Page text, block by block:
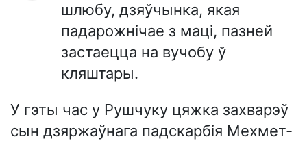
шлюбу, дзяўчынка, якая
падарожнічае з маці, пазней
застаецца на вучобу ў
кляштары.
У гэты час у Рушчуку цяжка захварэў
сын дзяржаўнага падскарбія Мехмет-